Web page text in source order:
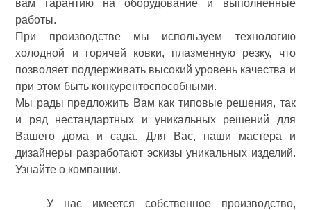
вам гарантию на оборудование и выполненные
работы.
При производстве мы используем технологию
холодной и горячей ковки, плазменную резку, что
позволяет поддерживать высокий уровень качества и
при этом быть конкурентоспособными.
Мы рады предложить Вам как типовые решения, так
и ряд нестандартных и уникальных решений для
Вашего дома и сада. Для Вас, наши мастера и
дизайнеры разработают эскизы уникальных изделий.
Узнайте о компании.
У нас имеется собственное производство,